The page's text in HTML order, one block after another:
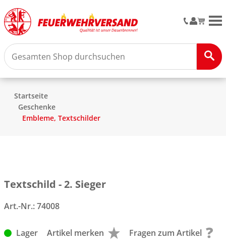
Startseite
Geschenke
Embleme, Textschilder
Textschild - 2. Sieger
Art.-Nr.:74008
Lager Artikel merken Fragen zum Artikel